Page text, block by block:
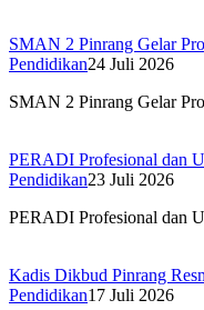
SMAN 2 Pinrang Gelar
Pendidikan24 Juli 2026
SMAN 2 Pinrang Gelar
PERADI Profesional dan
Pendidikan23 Juli 2026
PERADI Profesional dan
Kadis Dikbud Pinrang
Pendidikan17 Juli 2026